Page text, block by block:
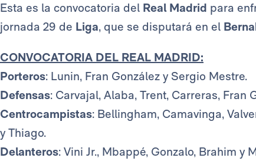
Esta es la convocatoria del Real Madrid para
jornada 29 de Liga, que se disputará en el
CONVOCATORIA DEL REAL MADRID:
Porteros: Lunin, Fran González y Sergio Mestre.
Defensas: Carvajal, Alaba, Trent, Carreras, Fran
Centrocampistas: Bellingham, Camavinga,
y Thiago.
Delanteros: Vini Jr., Mbappé, Gonzalo, Brahim y